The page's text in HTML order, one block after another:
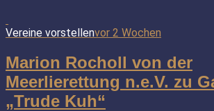
Vereine vorstellenvor 2 Wochen
Marion Rocholl von der
Meerlierettung n.e.V. zu
„Trude Kuh“